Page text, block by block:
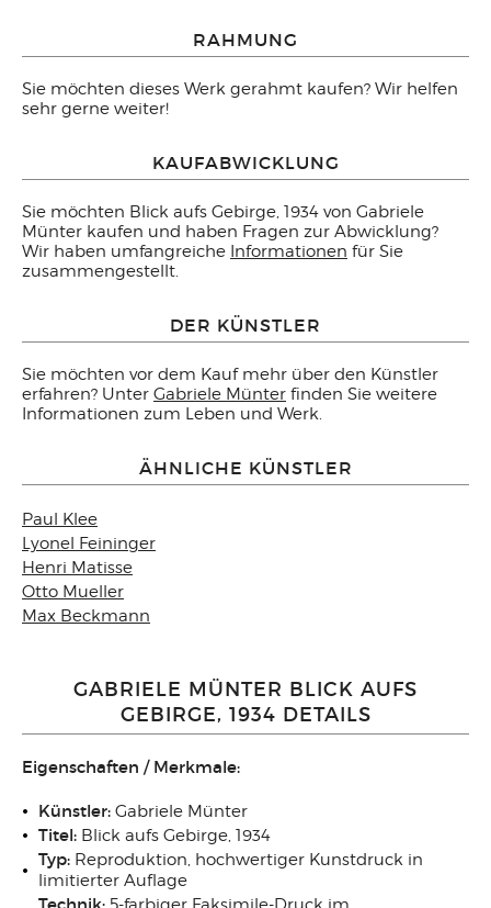
RAHMUNG
Sie möchten dieses Werk gerahmt kaufen? Wir helfen
sehr gerne weiter!
KAUFABWICKLUNG
Sie möchten Blick aufs Gebirge, 1934 von Gabriele
Münter kaufen und haben Fragen zur Abwicklung?
Wir haben umfangreiche Informationen für Sie
zusammengestellt.
DER KÜNSTLER
Sie möchten vor dem Kauf mehr über den Künstler
erfahren? Unter Gabriele Münter finden Sie weitere
Informationen zum Leben und Werk.
ÄHNLICHE KÜNSTLER
Paul Klee
Lyonel Feininger
Henri Matisse
Otto Mueller
Max Beckmann
GABRIELE MÜNTER BLICK AUFS
GEBIRGE, 1934 DETAILS
Eigenschaften / Merkmale:
Künstler: Gabriele Münter
Titel: Blick aufs Gebirge, 1934
Typ: Reproduktion, hochwertiger Kunstdruck in
limitierter Auflage